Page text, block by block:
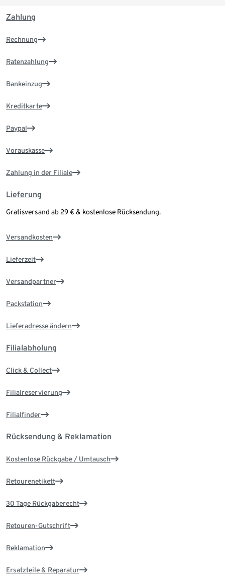
Zahlung
Rechnung
Ratenzahlung
Bankeinzug
Kreditkarte
Paypal
Vorauskasse
Zahlung in der Filiale
Lieferung
Gratisversand ab 29 € & kostenlose Rücksendung.
Versandkosten
Lieferzeit
Versandpartner
Packstation
Lieferadresse ändern
Filialabholung
Click & Collect
Filialreservierung
Filialfinder
Rücksendung & Reklamation
Kostenlose Rückgabe / Umtausch
Retourenetikett
30 Tage Rückgaberecht
Retouren-Gutschrift
Reklamation
Ersatzteile & Reparatur